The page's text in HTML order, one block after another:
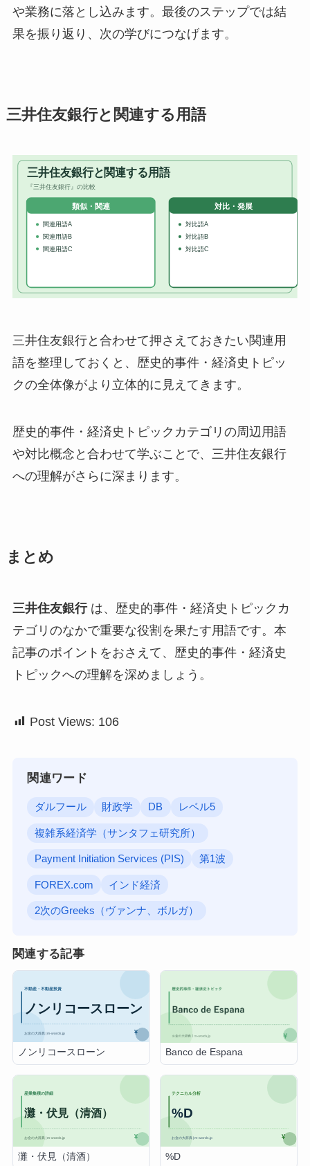
や業務に落とし込みます。最後のステップでは結
果を振り返り、次の学びにつなげます。
三井住友銀行と関連する用語
三井住友銀行と合わせて押さえておきたい関連用
語を整理しておくと、歴史的事件・経済史トピッ
クの全体像がより立体的に見えてきます。
歴史的事件・経済史トピックカテゴリの周辺用語
や対比概念と合わせて学ぶことで、三井住友銀行
への理解がさらに深まります。
まとめ
三井住友銀行は、歴史的事件・経済史トピックカ
テゴリのなかで重要な役割を果たす用語です。本
記事のポイントをおさえて、歴史的事件・経済史
トピックへの理解を深めましょう。
Post Views: 106
関連ワード
ダルフール 財政学 DB レベル5
複雑系経済学（サンタフェ研究所）
Payment Initiation Services (PIS) 第1波
FOREX.com インド経済
2次のGreeks（ヴァンナ、ボルガ）
関連する記事
ノンリコースローン Banco de Espana
灘・伏見（清酒） %D